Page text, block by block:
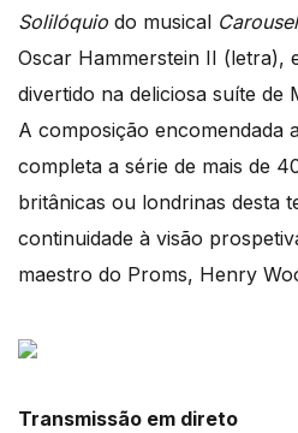
Solilóquio do musical
Oscar Hammerstein II (letra),
divertido na deliciosa suíte de
A composição encomendada
completa a série de mais de
britânicas ou londrinas desta
continuidade à visão
maestro do Proms, Henry
Transmissão em direto